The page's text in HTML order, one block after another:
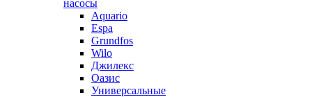
насосы
Aquario
Espa
Grundfos
Wilo
Джилекс
Оазис
Универсальные